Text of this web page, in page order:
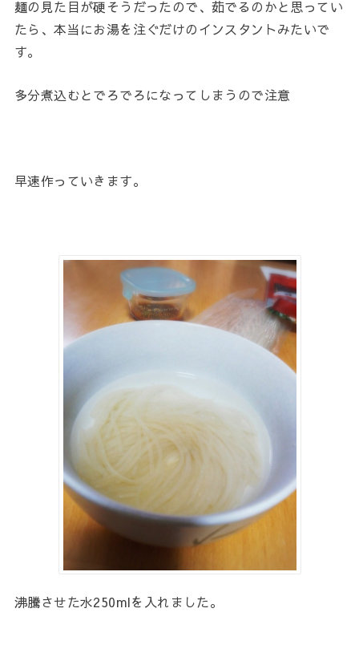
麺の見た目が硬そうだったので、茹でるのかと思ってい
たら、本当にお湯を注ぐだけのインスタントみたいで
す。
多分煮込むとでろでろになってしまうので注意
早速作っていきます。
沸騰させた水250mlを入れました。